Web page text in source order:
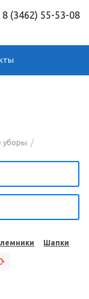
8 (3462) 55-53-08
уборы /
Шапки